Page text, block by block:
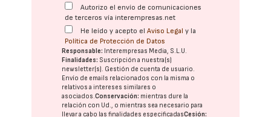
Autorizo el envío de comunicaciones
de terceros vía interempresas.net
He leído y acepto elAviso Legal y la
Política de Protección de Datos
Responsable: Interempresas Media, S.L.U.
Finalidades: Suscripción a nuestra(s)
newsletter(s). Gestión de cuenta de usuario.
Envío de emails relacionados con la misma o
relativos a intereses similares o
asociados.Conservación: mientras dure la
relación con Ud., o mientras sea necesario para
llevar a cabo las finalidades especificadasCesión: